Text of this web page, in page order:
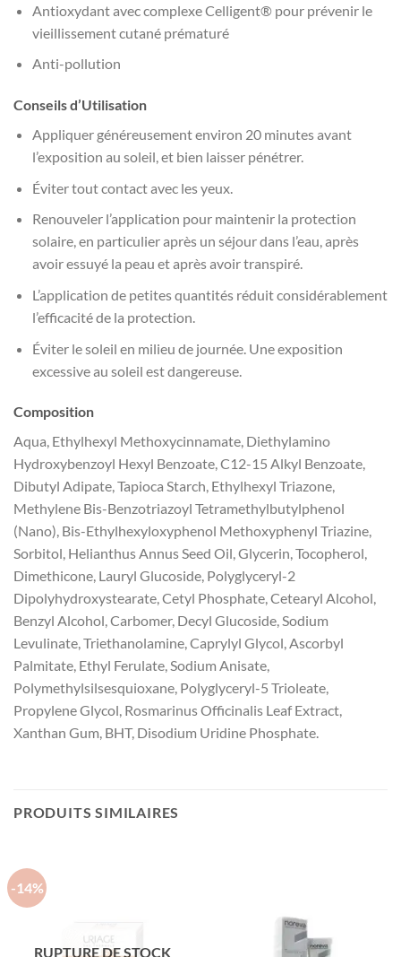
Antioxydant avec complexe Celligent® pour prévenir le
vieillissement cutané prématuré
Anti-pollution
Conseils d’Utilisation
Appliquer généreusement environ 20 minutes avant
l’exposition au soleil, et bien laisser pénétrer.
Éviter tout contact avec les yeux.
Renouveler l’application pour maintenir la protection
solaire, en particulier après un séjour dans l’eau, après
avoir essuyé la peau et après avoir transpiré.
L’application de petites quantités réduit considérablement
l’efficacité de la protection.
Éviter le soleil en milieu de journée. Une exposition
excessive au soleil est dangereuse.
Composition
Aqua, Ethylhexyl Methoxycinnamate, Diethylamino
Hydroxybenzoyl Hexyl Benzoate, C12-15 Alkyl Benzoate,
Dibutyl Adipate, Tapioca Starch, Ethylhexyl Triazone,
Methylene Bis-Benzotriazoyl Tetramethylbutylphenol
(Nano), Bis-Ethylhexyloxyphenol Methoxyphenyl Triazine,
Sorbitol, Helianthus Annus Seed Oil, Glycerin, Tocopherol,
Dimethicone, Lauryl Glucoside, Polyglyceryl-2
Dipolyhydroxystearate, Cetyl Phosphate, Cetearyl Alcohol,
Benzyl Alcohol, Carbomer, Decyl Glucoside, Sodium
Levulinate, Triethanolamine, Caprylyl Glycol, Ascorbyl
Palmitate, Ethyl Ferulate, Sodium Anisate,
Polymethylsilsesquioxane, Polyglyceryl-5 Trioleate,
Propylene Glycol, Rosmarinus Officinalis Leaf Extract,
Xanthan Gum, BHT, Disodium Uridine Phosphate.
PRODUITS SIMILAIRES
-14%
RUPTURE DE STOCK